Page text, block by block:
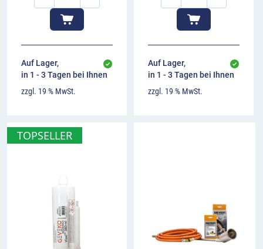
aufbrennen
Player
00:00
Auf Lager,
in 1 - 3 Tagen bei Ihnen
zzgl. 19 % MwSt.
Auf Lager,
in 1 - 3 Tagen bei Ihnen
zzgl. 19 % MwSt.
TOPSELLER